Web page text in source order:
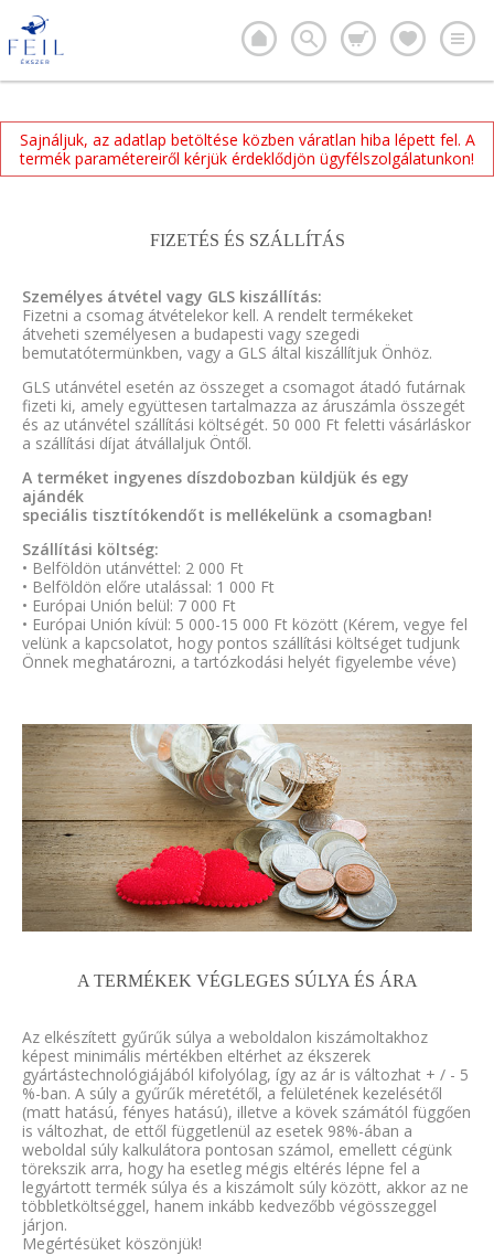
Sajnáljuk, az adatlap betöltése közben váratlan hiba lépett fel. A
termék paramétereiről kérjük érdeklődjön ügyfélszolgálatunkon!
FIZETÉS ÉS SZÁLLÍTÁS
Személyes átvétel vagy GLS kiszállítás:
Fizetni a csomag átvételekor kell. A rendelt termékeket
átveheti személyesen a budapesti vagy szegedi
bemutatótermünkben, vagy a GLS által kiszállítjuk Önhöz.
GLS utánvétel esetén az összeget a csomagot átadó futárnak
fizeti ki, amely együttesen tartalmazza az áruszámla összegét
és az utánvétel szállítási költségét. 50 000 Ft feletti vásárláskor
a szállítási díjat átvállaljuk Öntől.
A terméket ingyenes díszdobozban küldjük és egy
ajándék
speciális tisztítókendőt is mellékelünk a csomagban!
Szállítási költség:
• Belföldön utánvéttel: 2 000 Ft
• Belföldön előre utalással: 1 000 Ft
• Európai Unión belül: 7 000 Ft
• Európai Unión kívül: 5 000-15 000 Ft között (Kérem, vegye fel
velünk a kapcsolatot, hogy pontos szállítási költséget tudjunk
Önnek meghatározni, a tartózkodási helyét figyelembe véve)
A TERMÉKEK VÉGLEGES SÚLYA ÉS ÁRA
Az elkészített gyűrűk súlya a weboldalon kiszámoltakhoz
képest minimális mértékben eltérhet az ékszerek
gyártástechnológiájából kifolyólag, így az ár is változhat + / - 5
%-ban. A súly a gyűrűk méretétől, a felületének kezelésétől
(matt hatású, fényes hatású), illetve a kövek számától függően
is változhat, de ettől függetlenül az esetek 98%-ában a
weboldal súly kalkulátora pontosan számol, emellett cégünk
törekszik arra, hogy ha esetleg mégis eltérés lépne fel a
legyártott termék súlya és a kiszámolt súly között, akkor az ne
többletköltséggel, hanem inkább kedvezőbb végösszeggel
járjon.
Megértésüket köszönjük!